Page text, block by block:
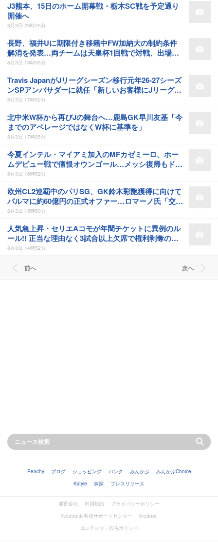
J3熊本、15日のホーム開幕戦・栃木SC戦を予定通り
開催へ
8月3日 20時25分
長野、福井Uに期限付き移籍中FW加納大の制約条件
解消を発表…両チームは天皇杯1回戦で対戦、出場可
能に
8月3日 18時55分
Travis JapanがJリーグシーズン移行元年26-27シーズ
ンSPアンバサダーに就任「新しいお客様にJリーグ
を」
8月3日 17時52分
北中米W杯から再びJの舞台へ…鹿島GK早川友基「今
までのアベレージではなくW杯に基準を」
8月3日 17時25分
今夏インテル・マイアミ加入のMFカゼミーロ、ホー
ムデビュー戦で痛恨オウンゴール…メッシ復帰もドロ
ー
8月3日 16時52分
欧州CL2連覇中のパリSG、GK鈴木彩艶獲得に向けて
パルマに約60億円の正式オファー…ロマーノ氏「交渉
成立間近」
8月3日 15時50分
人気急上昇・セリエAコモが年間チケットに異例のル
ール!! 正当な理由なく3試合以上欠席で権利剥奪の可
能性
8月3日 14時52分
前へ 次へ
Peachy ブログ ショッピング バンク みんかぶ
みんかぶChoice
Kstyle
株探 プレスリリース
運営会社 利用規約
プライバシーポリシー
livedoorお客様サポートセンター
livedoor
コンテンツ・広告ポリシー